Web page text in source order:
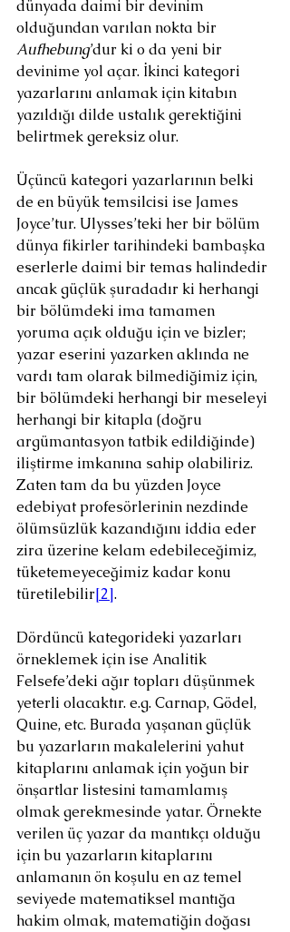
dünyada daimi bir devinim
olduğundan varılan nokta bir
Aufhebung’dur ki o da yeni bir
devinime yol açar. İkinci kategori
yazarlarını anlamak için kitabın
yazıldığı dilde ustalık gerektiğini
belirtmek gereksiz olur.
Üçüncü kategori yazarlarının belki
de en büyük temsilcisi ise James
Joyce’tur. Ulysses’teki her bir bölüm
dünya fikirler tarihindeki bambaşka
eserlerle daimi bir temas halindedir
ancak güçlük şuradadır ki herhangi
bir bölümdeki ima tamamen
yoruma açık olduğu için ve bizler;
yazar eserini yazarken aklında ne
vardı tam olarak bilmediğimiz için,
bir bölümdeki herhangi bir meseleyi
herhangi bir kitapla (doğru
argümantasyon tatbik edildiğinde)
iliştirme imkanına sahip olabiliriz.
Zaten tam da bu yüzden Joyce
edebiyat profesörlerinin nezdinde
ölümsüzlük kazandığını iddia eder
zira üzerine kelam edebileceğimiz,
tüketemeyeceğimiz kadar konu
türetilebilir[2].
Dördüncü kategorideki yazarları
örneklemek için ise Analitik
Felsefe’deki ağır topları düşünmek
yeterli olacaktır. e.g. Carnap, Gödel,
Quine, etc. Burada yaşanan güçlük
bu yazarların makalelerini yahut
kitaplarını anlamak için yoğun bir
önşartlar listesini tamamlamış
olmak gerekmesinde yatar. Örnekte
verilen üç yazar da mantıkçı olduğu
için bu yazarların kitaplarını
anlamanın ön koşulu en az temel
seviyede matematiksel mantığa
hakim olmak, matematiğin doğası